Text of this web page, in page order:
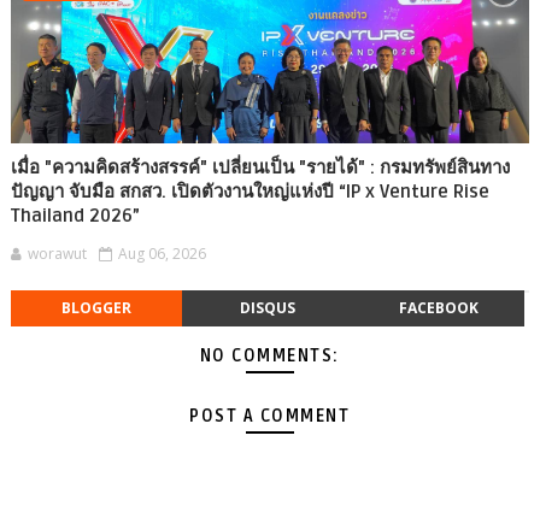
เมื่อ "ความคิดสร้างสรรค์" เปลี่ยนเป็น "รายได้" : กรมทรัพย์สินทาง
ปัญญา จับมือ สกสว. เปิดตัวงานใหญ่แห่งปี “IP x Venture Rise
Thailand 2026”
worawut Aug 06, 2026
BLOGGER DISQUS FACEBOOK
NO COMMENTS:
POST A COMMENT